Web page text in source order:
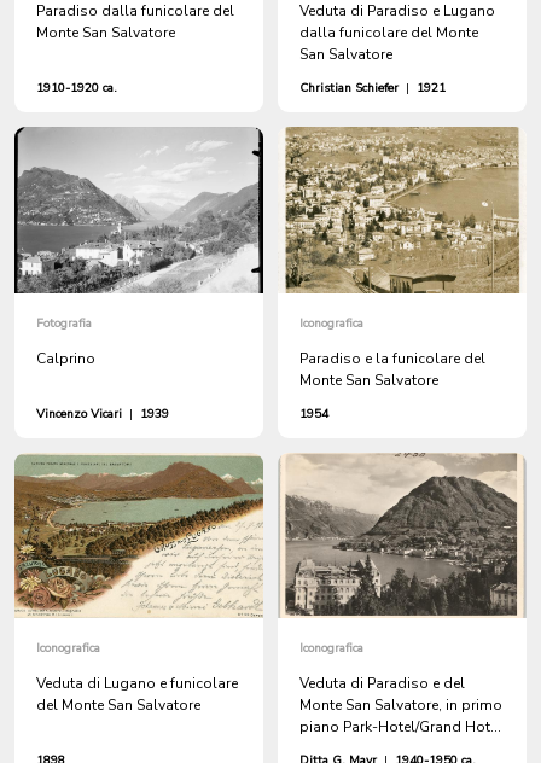
Paradiso dalla funicolare del
Monte San Salvatore
1910-1920 ca.
Veduta di Paradiso e Lugano
dalla funicolare del Monte
San Salvatore
Christian Schiefer | 1921
Fotografia
Calprino
Vincenzo Vicari | 1939
Iconografica
Paradiso e la funicolare del
Monte San Salvatore
1954
Iconografica
Veduta di Lugano e funicolare
del Monte San Salvatore
Iconografica
Veduta di Paradiso e del
Monte San Salvatore, in primo
piano Park-Hotel/Grand Hotel